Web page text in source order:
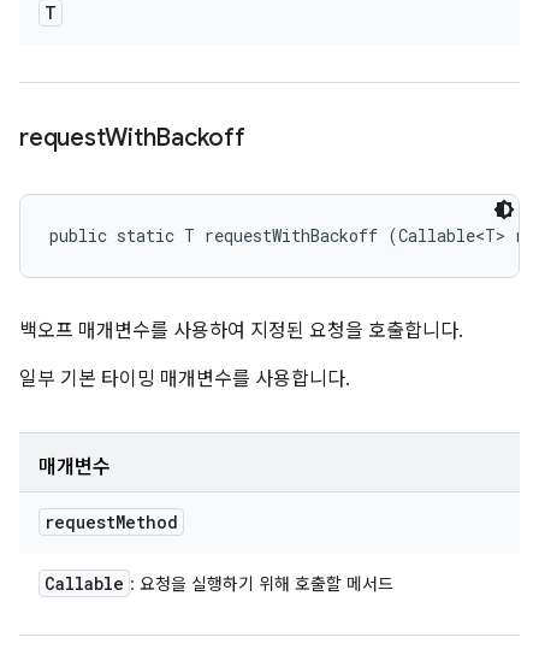
T
requestWithBackoff
public static T requestWithBackoff (Callable<T>
백오프 매개변수를 사용하여 지정된 요청을 호출합니다.
일부 기본 타이밍 매개변수를 사용합니다.
매개변수
requestMethod
Callable : 요청을 실행하기 위해 호출할 메서드